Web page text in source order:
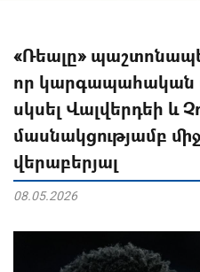
«Ռեալը»
որ կարգապահական
սկսել Վալվերդեի և
մասնակցությամբ
վերաբերյալ
08.05.2026